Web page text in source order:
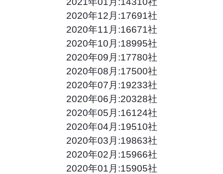
2020年12月:17691社
2020年11月:16671社
2020年10月:18995社
2020年09月:17780社
2020年08月:17500社
2020年07月:19233社
2020年06月:20328社
2020年05月:16124社
2020年04月:19510社
2020年03月:19863社
2020年02月:15966社
2020年01月:15905社